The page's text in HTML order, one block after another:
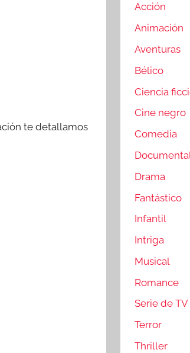
te detallamos
Acción
Animación
Aventuras
Bélico
Ciencia
Cine negro
Comedia
Documental
Drama
Fantástico
Infantil
Intriga
Musical
Romance
Serie de TV
Terror
Thriller